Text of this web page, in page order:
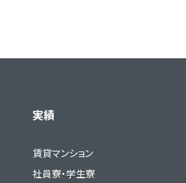
実績
賃貸マンション
社員寮・学生寮